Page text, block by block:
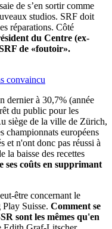
de s’en sortir comme
studios. SRF doit
réparations. Côté
du Centre (ex-
de «foutoir».
convaincu
dernier à 30,7% (année
du public pour les
siège de la ville de Zürich,
championnats européens
et n'ont donc pas réussi à
la baisse des recettes
ses coûts en supprimant
être concernant le
Suisse. Comment se
sont les mêmes qu'en